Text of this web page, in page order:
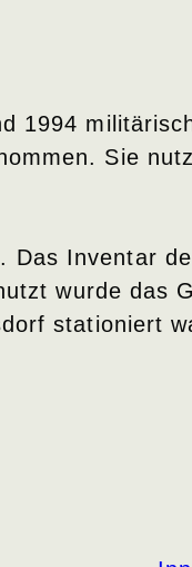
1994
Sie
Inventar
wurde das
stationiert